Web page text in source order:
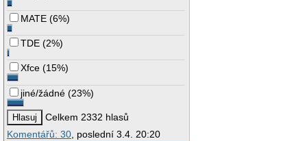
MATE (6%)
TDE (2%)
Xfce (15%)
jiné/žádné (23%)
Celkem 2332 hlasů
Komentářů: 30, poslední 3.4. 20:20